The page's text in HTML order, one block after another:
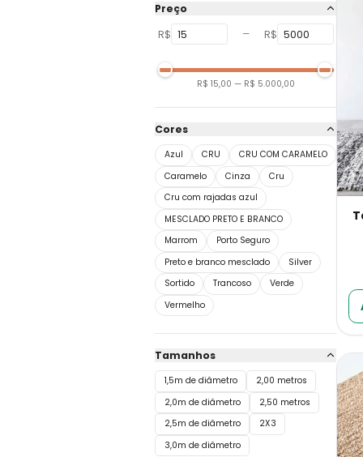
Preço
R$
— R$
R$ 15,00 — R$ 5.000,00
Cores
Azul CRU
CRU COM CARAMELO
Caramelo
Cinza
Cru
Cru com rajadas azul
MESCLADO PRETO E BRANCO
Marrom
Porto Seguro
Preto e branco mesclado
Silver
Sortido
Trancoso
Verde
Vermelho
Tamanhos
1,5m de diâmetro
2,00 metros
2,0m de diâmetro
2,50 metros
2,5m de diâmetro
2X3
3,0m de diâmetro